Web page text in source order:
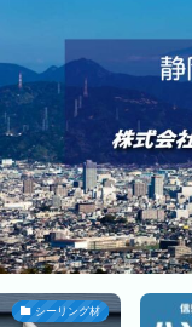
シーリング材